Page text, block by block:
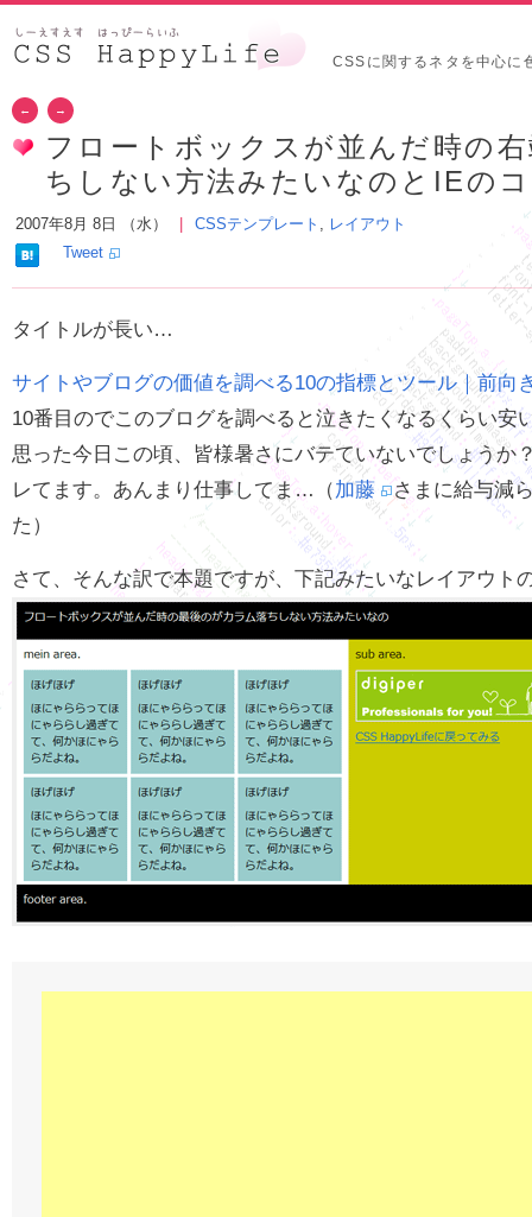
CSSに関するネタを中心に
← →
フロートボックスが並んだ時の
ちしない方法みたいなのとIEの
2007年8月 8日 （水） CSSテンプレート , レイアウト
Tweet
タイトルが長い…
サイトやブログの価値を調べる10の指標とツール｜前向
10番目のでこのブログを調べると泣きたくなるくらい安
思った今日この頃、皆様暑さにバテていないでしょうか
レてます。あんまり仕事してま…（加藤
さまに給与減
た）
さて、そんな訳で本題ですが、下記みたいなレイアウト